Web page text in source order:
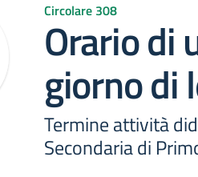
Circolare 308
Orario di
giorno di
Termine attività
Secondaria di